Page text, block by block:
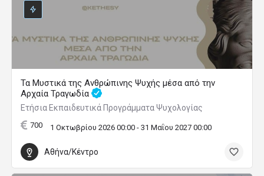
Τα Μυστικά της Ανθρώπινης Ψυχής μέσα από την
Αρχαία Τραγωδία
Ετήσια Εκπαιδευτικά Προγράμματα Ψυχολογίας
700 1 Οκτωβρίου 2026 00:00 - 31 Μαΐου 2027 00:00
Αθήνα/Κέντρο